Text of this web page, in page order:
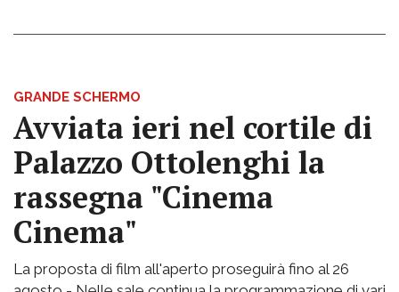
GRANDE SCHERMO
Avviata ieri nel cortile di
Palazzo Ottolenghi la
rassegna "Cinema
Cinema"
La proposta di film all'aperto proseguirà fino al 26